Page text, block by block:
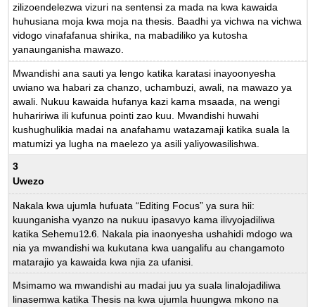
zilizoendelezwa vizuri na sentensi za mada na kwa kawaida
huhusiana moja kwa moja na thesis. Baadhi ya vichwa na vichwa
vidogo vinafafanua shirika, na mabadiliko ya kutosha
yanaunganisha mawazo.
Mwandishi ana sauti ya lengo katika karatasi inayoonyesha
uwiano wa habari za chanzo, uchambuzi, awali, na mawazo ya
awali. Nukuu kawaida hufanya kazi kama msaada, na wengi
huhaririwa ili kufunua pointi zao kuu. Mwandishi huwahi
kushughulikia madai na anafahamu watazamaji katika suala la
matumizi ya lugha na maelezo ya asili yaliyowasilishwa.
3
Uwezo
Nakala kwa ujumla hufuata “Editing Focus” ya sura hii:
kuunganisha vyanzo na nukuu ipasavyo kama ilivyojadiliwa
katika Sehemu12.6
12.6 . Nakala pia inaonyesha ushahidi mdogo wa
nia ya mwandishi wa kukutana kwa uangalifu au changamoto
matarajio ya kawaida kwa njia za ufanisi.
Msimamo wa mwandishi au madai juu ya suala linalojadiliwa
linasemwa katika Thesis na kwa ujumla huungwa mkono na